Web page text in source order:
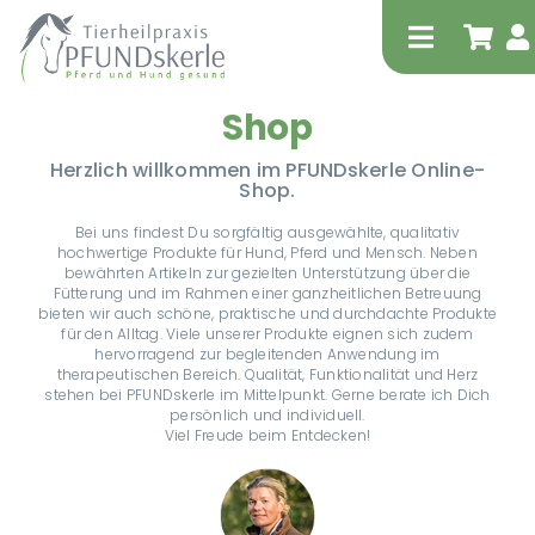
Zum
Inhalt
springen
Toggle
Start
Shop Tipp!
Tierheilpraktische Leistungen – für Pferd
und Hund
Physiotherapie – für Pferd und Hund
equitron-pro
Shop
Herzlich willkommen im PFUNDskerle Online-
Shop.
Bei uns findest Du sorgfältig ausgewählte, qualitativ
hochwertige Produkte für Hund, Pferd und Mensch. Neben
bewährten Artikeln zur gezielten Unterstützung über die
Fütterung und im Rahmen einer ganzheitlichen Betreuung
bieten wir auch schöne, praktische und durchdachte Produkte
für den Alltag. Viele unserer Produkte eignen sich zudem
hervorragend zur begleitenden Anwendung im
therapeutischen Bereich. Qualität, Funktionalität und Herz
stehen bei PFUNDskerle im Mittelpunkt. Gerne berate ich Dich
persönlich und individuell.
Viel Freude beim Entdecken!